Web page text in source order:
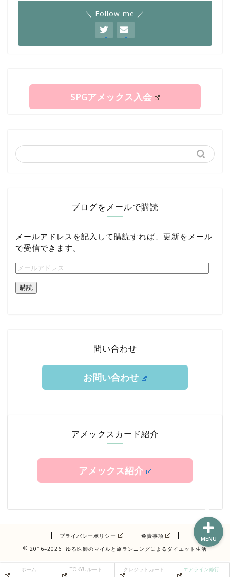
＼ Follow me ／
SPGアメックス入会
ブログをメールで購読
メールアドレスを記入して購読すれば、更新をメール
で受信できます。
購読
問い合わせ
お問い合わせ
アメックスカード紹介
アメックス紹介
プライバシーポリシー
免責事項
2016–2026 ゆる医師のマイルと旅ランニングによるダイエット生活
ホーム TOKYUルート クレジットカード エアライン修行
MENU
エアライン修行